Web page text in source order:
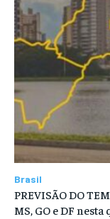
Brasil
PREVISÃO DO
MS, GO e DF